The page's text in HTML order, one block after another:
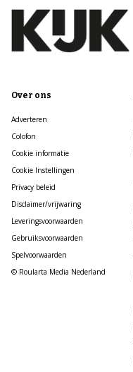
Over ons
Adverteren
Colofon
Cookie informatie
Cookie Instellingen
Privacy beleid
Disclaimer/vrijwaring
Leveringsvoorwaarden
Gebruiksvoorwaarden
Spelvoorwaarden
© Roularta Media Nederland